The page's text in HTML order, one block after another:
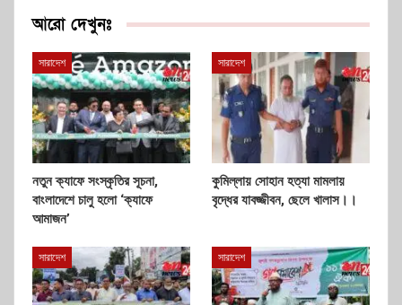
আরো দেখুনঃ
সারাদেশ
নতুন ক্যাফে সংস্কৃতির সূচনা,
বাংলাদেশে চালু হলো ‘ক্যাফে
আমাজন’
সারাদেশ
কুমিল্লায় সোহান হত্যা মামলায়
বৃদ্ধের যাবজ্জীবন, ছেলে খালাস।।
সারাদেশ সারাদেশ